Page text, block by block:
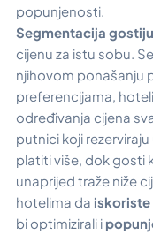
popunjenosti.
Segmentacija gostiju
cijenu za istu sobu.
njihovom ponašanju
preferencijama,
određivanja cijena
putnici koji
platiti više, dok gosti
unaprijed traže niže
hotelima da iskoriste
bi optimizirali i